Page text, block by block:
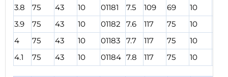
3.8
75 43 10 01181 7.5 109 69 10
3.9
75 43 10 01182 7.6 117 75 10
4
75 43 10 01183 7.7 117 75 10
4.1
75 43 10 01184 7.8 117 75 10